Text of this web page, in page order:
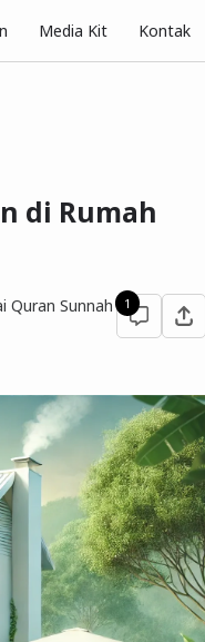
Media Kit Kontak
di Rumah
Quran Sunnah 1